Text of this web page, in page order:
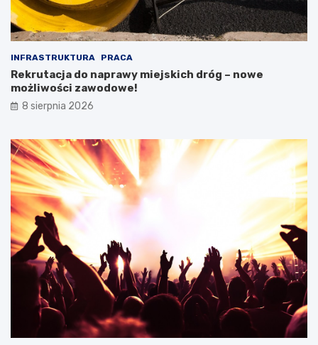
INFRASTRUKTURA PRACA
Rekrutacja do naprawy miejskich dróg – nowe
możliwości zawodowe!
8 sierpnia 2026